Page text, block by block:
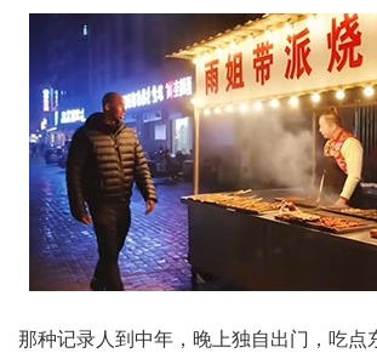
那种记录人到中年，晚上独自出门，吃点